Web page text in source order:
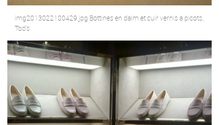
img2013022100429.jpg Bottines en daim et cuir vernis à picots,
Tod’s